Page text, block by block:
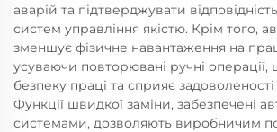
аварій та підтверджувати
систем управління якістю. Крім того,
зменшує фізичне навантаження на
усуваючи повторювані ручні
безпеку праці та сприяє
Функції швидкої заміни, забезпечені
системами, дозволяють виробничим